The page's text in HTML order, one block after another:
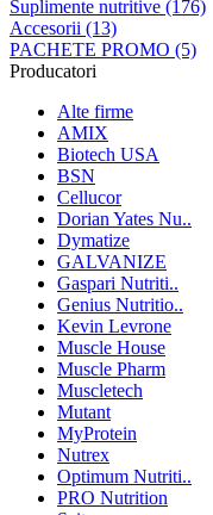
Suplimente nutritive (176)
Accesorii (13)
PACHETE PROMO (5)
Producatori
Alte firme
AMIX
Biotech USA
BSN
Cellucor
Dorian Yates Nu..
Dymatize
GALVANIZE
Gaspari Nutriti..
Genius Nutritio..
Kevin Levrone
Muscle House
Muscle Pharm
Muscletech
Mutant
MyProtein
Nutrex
Optimum Nutriti..
PRO Nutrition